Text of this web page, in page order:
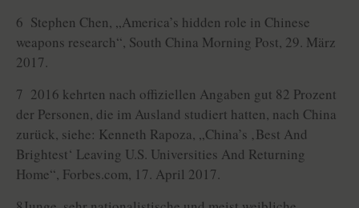
6 Stephen Chen, „America’s hidden role in Chinese
weapons research“, South China Morning Post, 29. März
2017.
7 2016 kehrten nach offiziellen Angaben gut 82 Prozent
der Personen, die im Ausland studiert hatten, nach China
zurück, siehe: Kenneth Rapoza, „China’s ‚Best And
Brightest‘ Leaving U.S. Universities And Returning
Home“, Forbes.com, 17. April 2017.